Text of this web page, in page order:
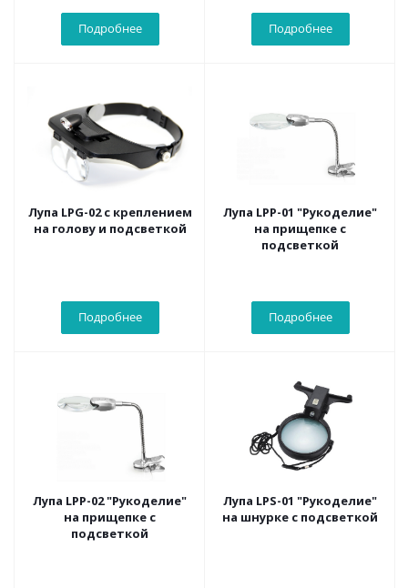
Подробнее Подробнее
Лупа LPG-02 с креплением
на голову и подсветкой
Подробнее
Лупа LPP-01 "Рукоделие"
на прищепке с
подсветкой
Подробнее
Лупа LPP-02 "Рукоделие"
на прищепке с
подсветкой
Лупа LPS-01 "Рукоделие"
на шнурке с подсветкой